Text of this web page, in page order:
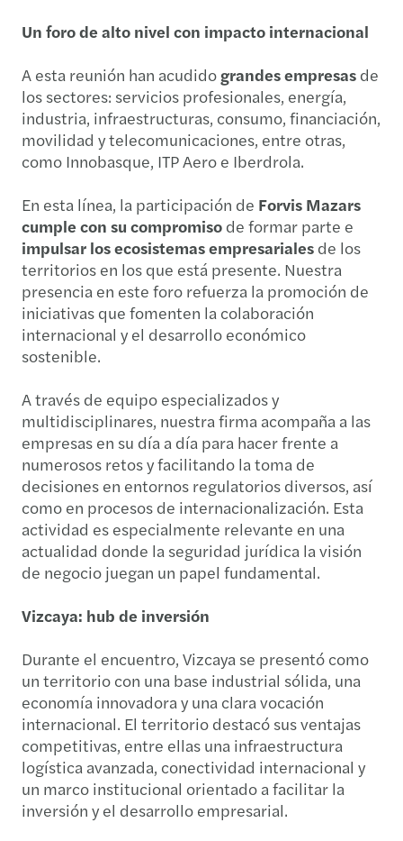
Un foro de alto nivel con impacto internacional
A esta reunión han acudidograndes empresas de
los sectores: servicios profesionales, energía,
industria, infraestructuras, consumo, financiación,
movilidad y telecomunicaciones, entre otras,
como Innobasque, ITP Aero e Iberdrola.
En esta línea, la participación de Forvis Mazars
cumple con su compromiso de formar parte e
impulsar los ecosistemas empresariales de los
territorios en los que está presente. Nuestra
presencia en este foro refuerza la promoción de
iniciativas que fomenten la colaboración
internacional y el desarrollo económico
sostenible.
A través de equipo especializados y
multidisciplinares, nuestra firma acompaña a las
empresas en su día a día para hacer frente a
numerosos retos y facilitando la toma de
decisiones en entornos regulatorios diversos, así
como en procesos de internacionalización. Esta
actividad es especialmente relevante en una
actualidad donde la seguridad jurídica la visión
de negocio juegan un papel fundamental.
Vizcaya: hub de inversión
Durante el encuentro, Vizcaya se presentó como
un territorio con una base industrial sólida, una
economía innovadora y una clara vocación
internacional. El territorio destacó sus ventajas
competitivas, entre ellas una infraestructura
logística avanzada, conectividad internacional y
un marco institucional orientado a facilitar la
inversión y el desarrollo empresarial.